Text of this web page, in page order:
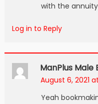
with the
Log in to Reply
ManPlus
August 6, 2021
Yeah